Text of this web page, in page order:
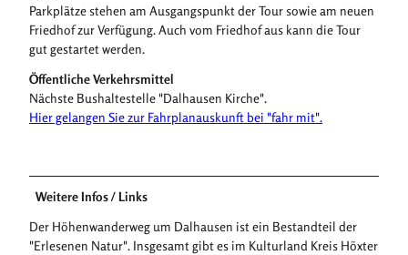
Parkplätze stehen am Ausgangspunkt der Tour sowie am neuen
Friedhof zur Verfügung. Auch vom Friedhof aus kann die Tour
gut gestartet werden.
Öffentliche Verkehrsmittel
Nächste Bushaltestelle "Dalhausen Kirche".
Hier gelangen Sie zur Fahrplanauskunft bei "fahr mit".
Weitere Infos / Links
Der Höhenwanderweg um Dalhausen ist ein Bestandteil der
"Erlesenen Natur". Insgesamt gibt es im Kulturland Kreis Höxter